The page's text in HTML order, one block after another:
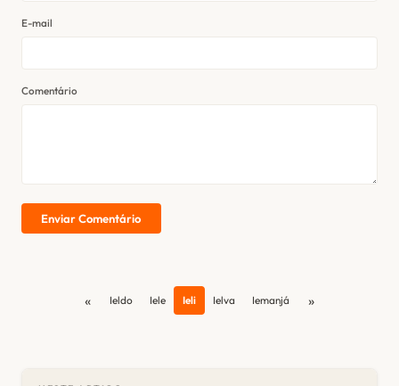
E-mail
Comentário
Enviar Comentário
« Ieldo Iele Ieli Ielva Iemanjá »